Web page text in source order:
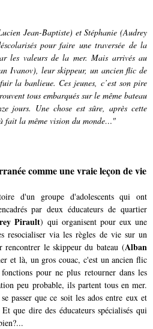
Jean-Baptiste) et Stéphanie (Audrey
pour faire une traversée de la
les valeurs de la mer. Mais arrivés au
Ivanov), leur skippeur, un ancien flic de
la banlieue. Ces jeunes, c’est son pire
tous embarqués sur le même bateau
jours. Une chose est sûre, après cette
fait la même vision du monde…"
comme une vraie leçon de vie
d'un groupe d'adolescents qui ont
par deux éducateurs de quartier
Pirault) qui organisent pour eux une
resocialiser via les règles de vie sur un
le skippeur du bateau (Alban
et là, un gros couac, c'est un ancien flic
pour ne plus retourner dans les
peu probable, ils partent tous en mer.
passer que ce soit les ados entre eux et
que dire des éducateurs spécialisés qui